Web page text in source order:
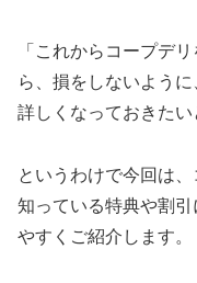
「これからコープデ
ら、損をしないよう
詳しくなっておきたい
というわけで今回は
知っている特典や割
やすくご紹介します。